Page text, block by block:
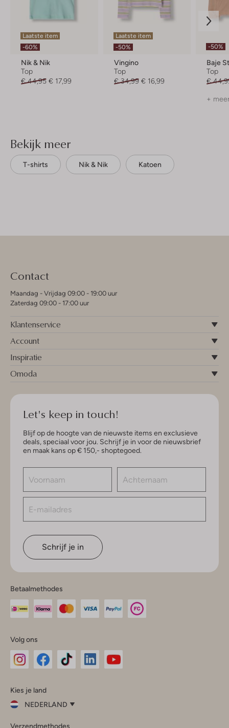
Laatste item
-60%
Nik & Nik
Top
€ 44,95 € 17,99
Laatste item
-50%
Vingino
Top
€ 34,99 € 16,99
-50%
Baje
Top
€
+
Bekijk meer
T-shirts Nik & Nik Katoen
Contact
Maandag - Vrijdag 09:00 - 19:00 uur
Zaterdag 09:00 - 17:00 uur
Klantenservice
Account
Inspiratie
Omoda
Let's keep in touch!
Blijf op de hoogte van de nieuwste items en exclusieve
deals, speciaal voor jou. Schrijf je in voor de nieuwsbrief
en maak kans op € 150,- shoptegoed.
Schrijf je in
Betaalmethodes
Volg ons
InstagramFacebook
Kies je land
NEDERLAND
Verzendmethodes